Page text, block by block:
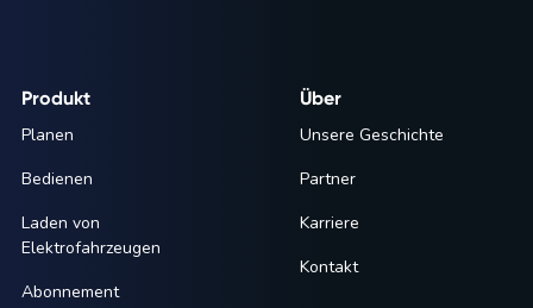
Produkt
Planen
Bedienen
Laden von
Elektrofahrzeugen
Abonnement
Über
Unsere Geschichte
Partner
Karriere
Kontakt